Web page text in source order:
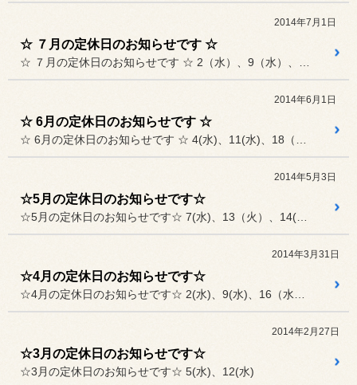
2014年7月1日
☆ ７月の定休日のお知らせです ☆
2014年6月1日
☆ 6月の定休日のお知らせです ☆
2014年5月3日
☆5月の定休日のお知らせです☆
2014年3月31日
☆4月の定休日のお知らせです☆
2014年2月27日
☆3月の定休日のお知らせです☆
☆3月の定休日のお知らせです☆ 5(水)、12(水)